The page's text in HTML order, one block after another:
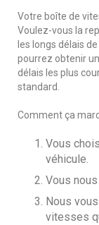
Votre boîte de
Voulez-vous la
les longs délais
pourrez obtenir
délais les plus
standard.
Comment ça
Vous
véhicule.
Vous
Nous
vitesses